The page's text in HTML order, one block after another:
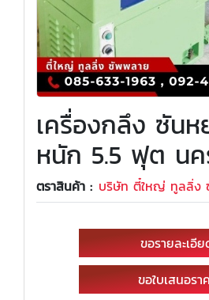
เครื่องกลึง ซันห
หนัก 5.5 ฟุต น
ตราสินค้า : บริษัท ตี๋ใหญ่ ทูลลิ่ง
ขอรายละเอี
ขอใบเสนอรา